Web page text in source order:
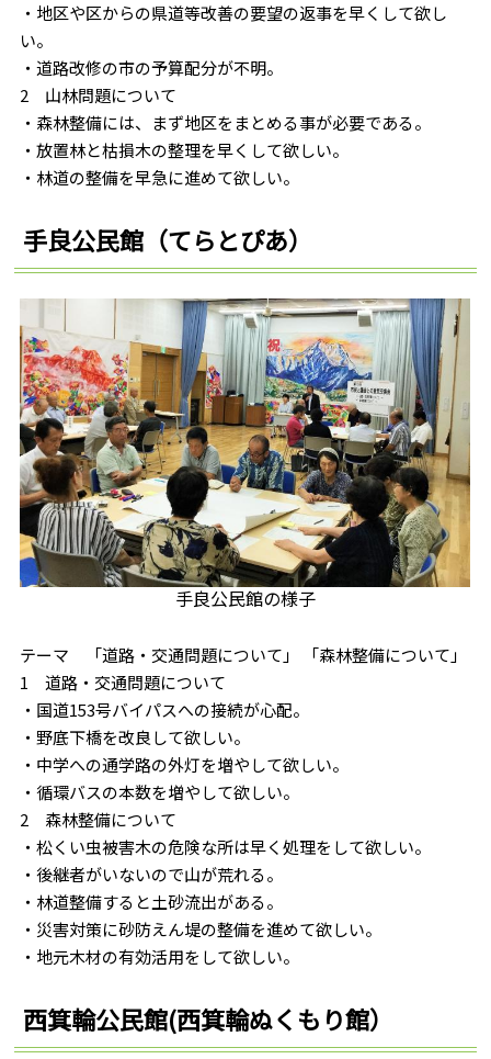
・地区や区からの県道等改善の要望の返事を早くして欲し
い。
・道路改修の市の予算配分が不明。
2 山林問題について
・森林整備には、まず地区をまとめる事が必要である。
・放置林と枯損木の整理を早くして欲しい。
・林道の整備を早急に進めて欲しい。
手良公民館（てらとぴあ）
手良公民館の様子
テーマ 「道路・交通問題について」 「森林整備について」
1 道路・交通問題について
・国道153号バイパスへの接続が心配。
・野底下橋を改良して欲しい。
・中学への通学路の外灯を増やして欲しい。
・循環バスの本数を増やして欲しい。
2 森林整備について
・松くい虫被害木の危険な所は早く処理をして欲しい。
・後継者がいないので山が荒れる。
・林道整備すると土砂流出がある。
・災害対策に砂防えん堤の整備を進めて欲しい。
・地元木材の有効活用をして欲しい。
西箕輪公民館(西箕輪ぬくもり館）